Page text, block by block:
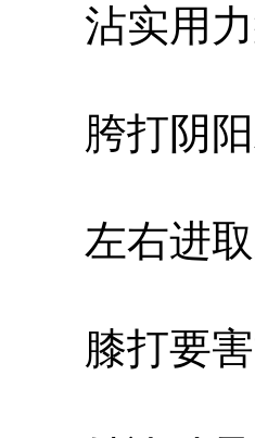
沾实用力
胯打阴阳
左右进取
膝打要害